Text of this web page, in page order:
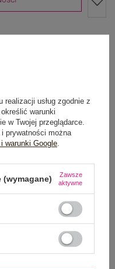
usług zgodnie z
warunki
w Twojej przeglądarce.
prywatności można
warunki Google.
Zawsze
aktywne